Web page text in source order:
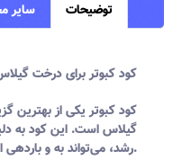
توضیحات سایر
کود کبوتر برای درخت
کود کبوتر یکی از بهترین
گیلاس است. این کود به
رشد، می‌تواند به و باردهی این درختان کمک شایانی کند.